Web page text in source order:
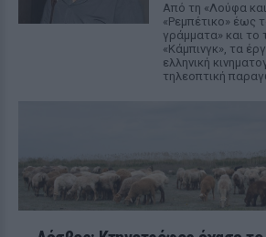
Από τη «Λούφα
«Ρεμπέτικο» έως
γράμματα» και το
«Κάμπινγκ», τα
ελληνική
τηλεοπτική